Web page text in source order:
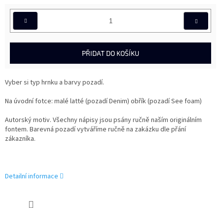
PŘIDAT DO KOŠÍKU
Vyber si typ hrnku a barvy pozadí.
Na úvodní fotce: malé latté (pozadí Denim) obřík (pozadí See foam)
Autorský motiv. Všechny nápisy jsou psány ručně naším originálním
fontem. Barevná pozadí vytváříme ručně na zakázku dle přání
zákazníka.
Detailní informace